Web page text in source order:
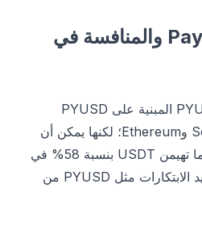
PYUSDx من PayPal والمنافسة في
قدمت PayPal منصة PYUSDx المبنية على PYUSD
للمطورين. تركز على Solana وEthereum؛ لكنها يمكن أن
تتوسع مع تكامل AVAX. بينما تهيمن USDT بنسبة 58% في
سوق العملات المستقرة، تزيد الابتكارات مثل PYUSD من